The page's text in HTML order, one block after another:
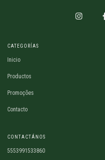
CATEGORÍAS
Inicio
Productos
Promoções
Contacto
CONTACTÁNOS
5553991533860